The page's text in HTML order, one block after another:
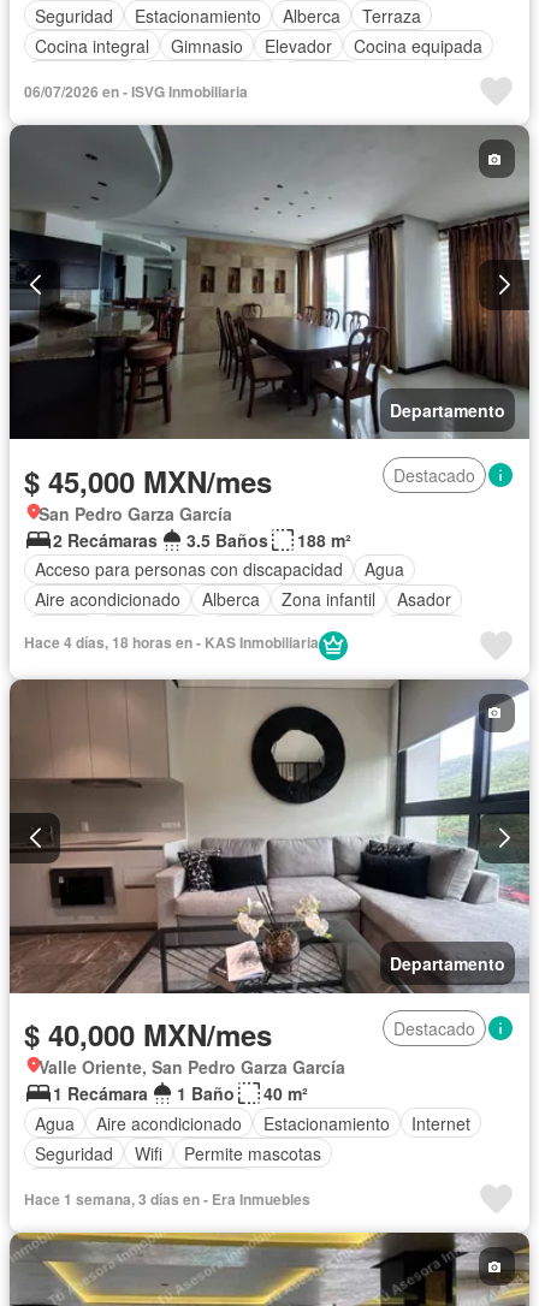
Seguridad
Estacionamiento Alberca
Terraza
Cocina integral
Gimnasio Elevador
Cocina equipada
Aire acondicionado
Electricidad
Zonas verdes
Completamente amueblado
06/07/2026 en - ISVG Inmobiliaria
Departamento
$ 45,000 MXN/mes
Destacado
San Pedro Garza García
2 Recámaras
3.5 Baños
188 m²
Acceso para personas con discapacidad
Agua
Aire acondicionado
Alberca Zona infantil
Asador
Caseta de vigilancia
Cuarto de Limpieza
Cuarto de servicio
Electricidad
Elevador
Internet
Jardín
Recámara con closet
Sala polivalente
Seguridad
Televisión por cable
Terraza Vista panorámica
Wifi
Zonas verdes
Permite mascotas
Permite niños
Completamente amueblado
Hace 4 días, 18 horas en - KAS Inmobiliaria
Departamento
$ 40,000 MXN/mes
Destacado
Valle Oriente, San Pedro Garza García
1 Recámara
1 Baño
40 m²
Agua
Aire acondicionado Estacionamiento
Internet
Seguridad
Wifi
Permite mascotas
Hace 1 semana, 3 días en - Era Inmuebles